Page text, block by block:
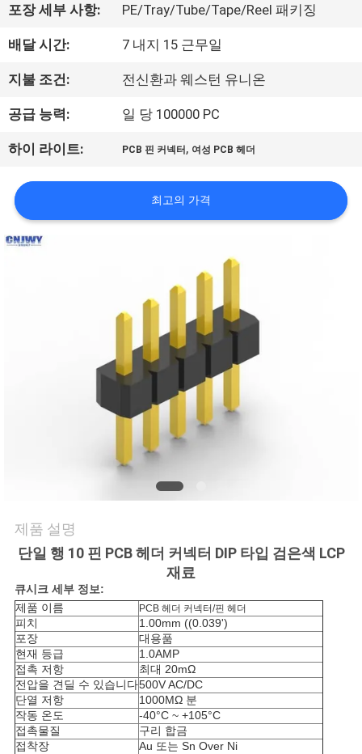
장
여
행
품
관
리
요
하
다
COMPANY
NEWS
포장 세부 사항: PE/Tray/Tube/Tape/Reel 패키징
배달 시간: 7 내지 15 근무일
지불 조건: 전신환과 웨스턴 유니온
공급 능력: 일 당 100000 PC
하이 라이트: PCB 핀 커넥터 , 여성 PCB 헤더
최고의 가격
제품 설명
단일 행 10 핀 PCB 헤더 커넥터 DIP 타입 검은색 LCP
재료
큐시크 세부 정보:
제품 이름
PCB 헤더 커넥터/핀 헤더
피치
1.00mm ((0.039')
포장
대용품
현재 등급
1.0AMP
접촉 저항
최대 20mΩ
전압을 견딜 수 있습니다500V AC/DC
단열 저항
1000MΩ 분
작동 온도
-40°C ~ +105°C
접촉물질
구리 합금
접착장
Au 또는 Sn Over Ni